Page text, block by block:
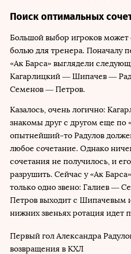
Поиск оптимальных
Большой выбор игроков может
болью для тренера. Поначалу
«Ак Барса» выглядели
Кагарлицкий — Шипачев —
Семенов — Петров.
Казалось, очень логично:
знакомы друг с другом еще по
опытнейший-то Радулов
любое сочетание. Однако
сочетания не получилось, и
разрушить. Сейчас у «Ак
только одно звено: Галиев —
Петров выходит с Шипачевым
нижних звеньях ротация идет
Первый гол Александра
возвращения в КХЛ